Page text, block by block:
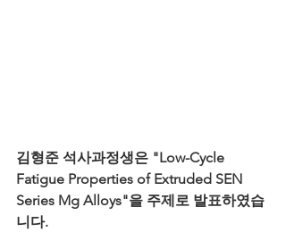
김형준 석사과정생은 "Low-Cycle
Fatigue Properties of Extruded SEN
Series Mg Alloys"을 주제로 발표하였습
니다.